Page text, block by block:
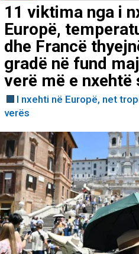
11 viktima nga i
Europë,
dhe Francë
gradë në fund
verë më e
I nxehti në Europë, net
verës